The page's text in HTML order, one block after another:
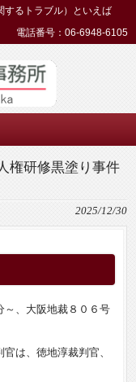
するトラブル）といえば
電話番号：06-6948-6105
権研修黒塗り事件
2025/12/30
～、大阪地裁８０６号
は、徳地淳裁判官、